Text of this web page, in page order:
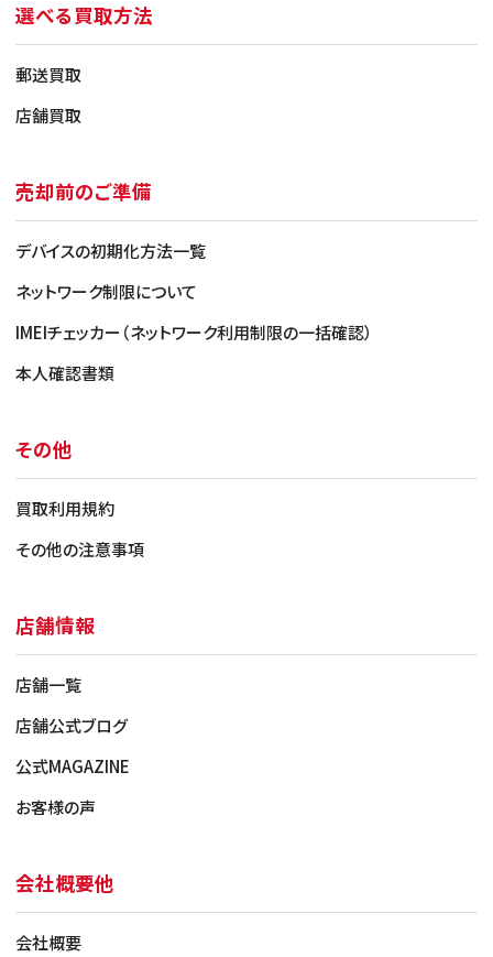
選べる買取方法
郵送買取
店舗買取
売却前のご準備
デバイスの初期化方法一覧
ネットワーク制限について
IMEIチェッカー（ネットワーク利用制限の一括確認）
本人確認書類
その他
買取利用規約
その他の注意事項
店舗情報
店舗一覧
店舗公式ブログ
公式MAGAZINE
お客様の声
会社概要他
会社概要